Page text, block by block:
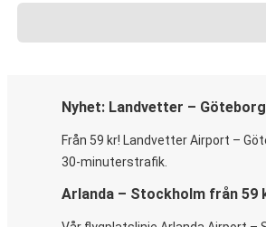
Nyhet: Landvetter –
Från 59 kr! Landvetter Airport –
30-minuterstrafik.
Arlanda – Stockholm från 59